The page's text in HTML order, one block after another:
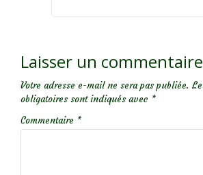
Laisser un commentaire
Votre adresse e-mail ne sera pas publiée.
obligatoires sont indiqués avec *
Commentaire *